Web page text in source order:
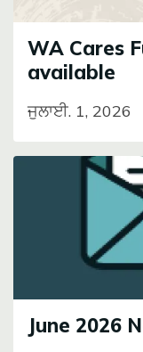
WA Cares
available
ਜੁਲਾਈ. 1, 2026
June 2026